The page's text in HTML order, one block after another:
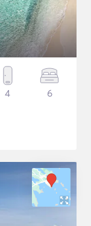
4 6